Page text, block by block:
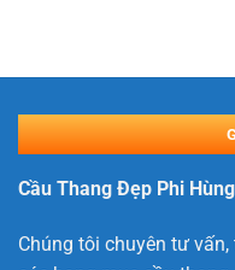
Cầu Thang Đẹp Phi Hùng
Chúng tôi chuyên tư